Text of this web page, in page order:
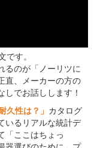
す。
るのが「ノーリツに
直、メーカーの方の
でお話しします！
久性は？」 カタログ
いるリアルな統計デ
「ここはちょっ